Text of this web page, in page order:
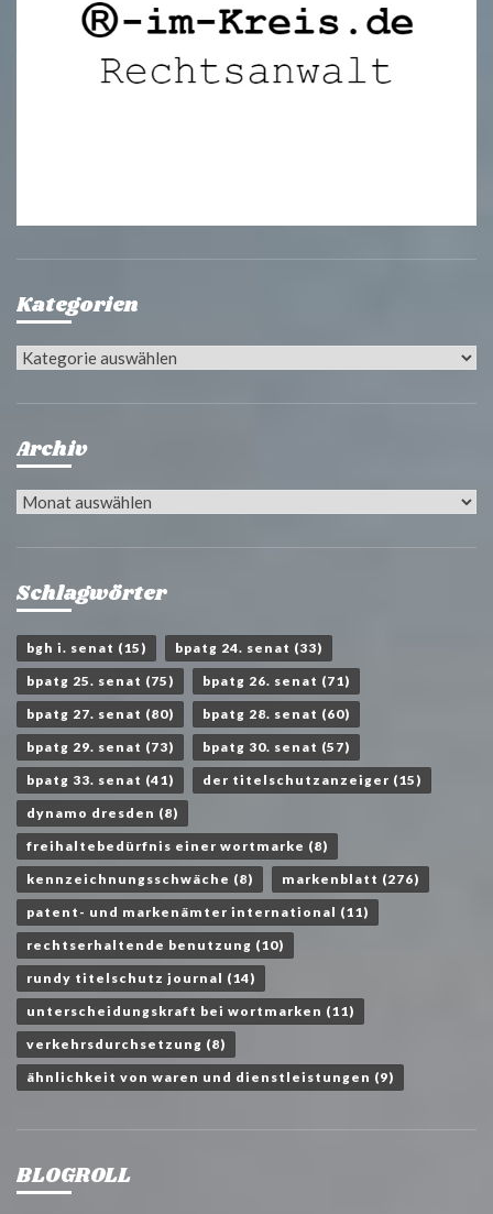
Kategorien
Kategorien
Archiv
Archiv
Schlagwörter
bgh i. senat (15) bpatg 24. senat (33)
bpatg 25. senat (75) bpatg 26. senat (71)
bpatg 27. senat (80) bpatg 28. senat (60)
bpatg 29. senat (73) bpatg 30. senat (57)
bpatg 33. senat (41) der titelschutzanzeiger (15)
dynamo dresden (8)
freihaltebedürfnis einer wortmarke (8)
kennzeichnungsschwäche (8) markenblatt (276)
patent- und markenämter international (11)
rechtserhaltende benutzung (10)
rundy titelschutz journal (14)
unterscheidungskraft bei wortmarken (11)
verkehrsdurchsetzung (8)
ähnlichkeit von waren und dienstleistungen (9)
BLOGROLL